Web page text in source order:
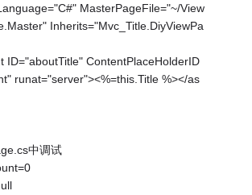
MasterPageFile="~/View
Inherits="Mvc_Title.DiyViewPa
ID="aboutTitle" ContentPlaceHolderID
runat="server"><%=this.Title %></as
中调试